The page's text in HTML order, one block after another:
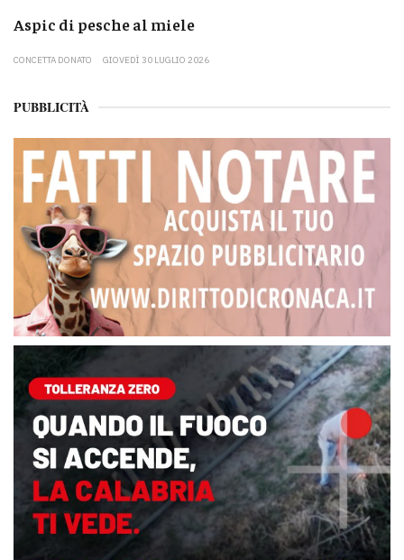
Aspic di pesche al miele
CONCETTA DONATO GIOVEDÌ 30 LUGLIO 2026
PUBBLICITÀ